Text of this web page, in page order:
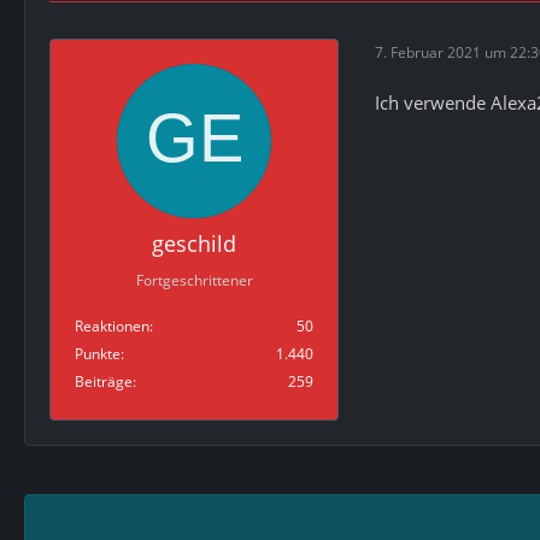
geschild
Fortgeschrittener
Reaktionen
50
Punkte
1.440
Beiträge
259
7. Februar 2021 um
Ich verwende